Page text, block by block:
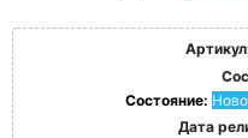
Состояние:
Дата